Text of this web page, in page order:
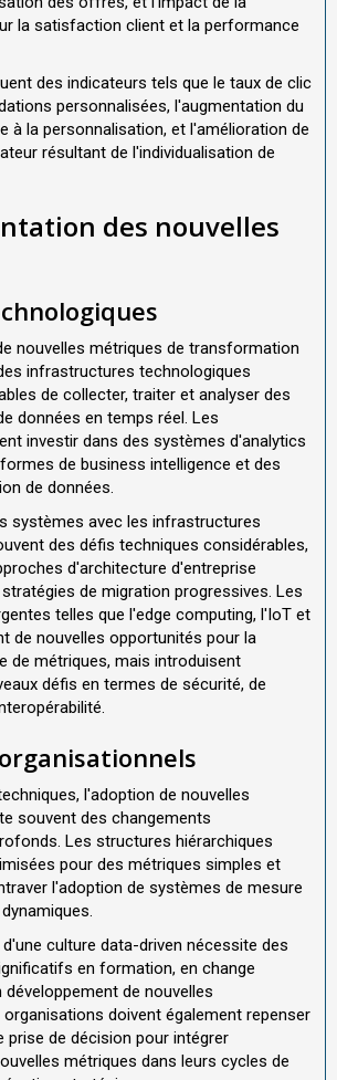
la satisfaction client et la performance
des indicateurs tels que le taux de clic
personnalisées, l'augmentation du
à la personnalisation, et l'amélioration de
résultant de l'individualisation de
des nouvelles
nouvelles métriques de transformation
infrastructures technologiques
de collecter, traiter et analyser des
données en temps réel. Les
investir dans des systèmes d'analytics
de business intelligence et des
de données.
systèmes avec les infrastructures
des défis techniques considérables,
d'architecture d'entreprise
de migration progressives. Les
telles que l'edge computing, l'IoT et
de nouvelles opportunités pour la
de métriques, mais introduisent
défis en termes de sécurité, de
l'adoption de nouvelles
souvent des changements
Les structures hiérarchiques
pour des métriques simples et
l'adoption de systèmes de mesure
culture data-driven nécessite des
en formation, en change
de nouvelles
doivent également repenser
prise de décision pour intégrer
métriques dans leurs cycles de